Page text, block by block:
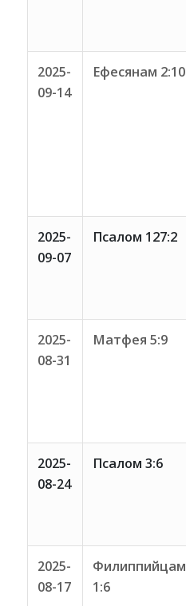
2025-
09-14
Ефесянам 2:10
2025-
09-07
Псалом 127:2
2025-
08-31
Матфея 5:9
2025-
08-24
Псалом 3:6
2025-
08-17
Филиппийцам
1:6